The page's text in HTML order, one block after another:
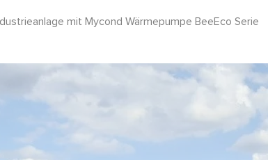
mit Mycond Wärmepumpe BeeEco Serie